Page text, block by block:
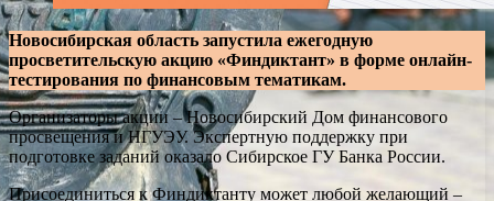
Новосибирская область запустила ежегодную
просветительскую акцию «Финдиктант» в форме онлайн-
тестирования по финансовым тематикам.
Организаторы акции – Новосибирский Дом финансового
просвещения и НГУЭУ. Экспертную поддержку при
подготовке заданий оказало Сибирское ГУ Банка России.
Присоединиться к Финдиктанту может любой желающий –